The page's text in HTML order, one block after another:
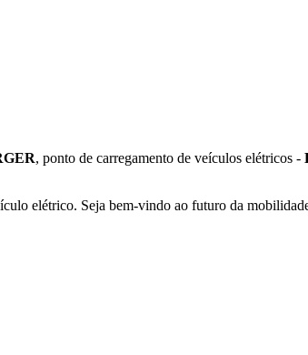
, ponto de carregamento de veículos elétricos -
elétrico. Seja bem-vindo ao futuro da